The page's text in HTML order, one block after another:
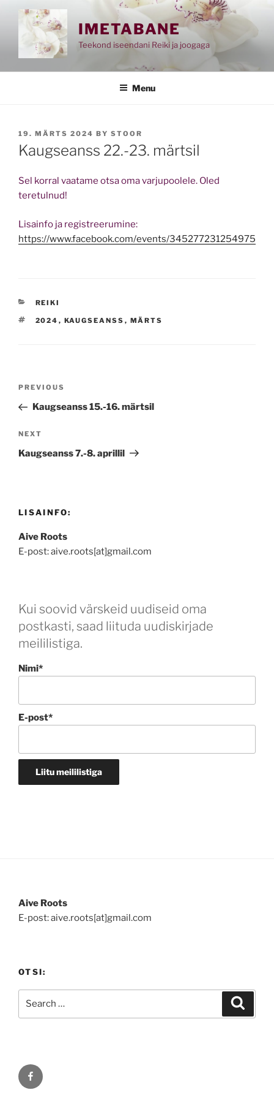
IMETABANE
Teekond iseendani Reiki ja joogaga
Menu
POSTED
ON
19. MÄRTS 2024 BY STOOR
Kaugseanss 22.-23. märtsil
Sel korral vaatame otsa oma varjupoolele. Oled
teretulnud!
Lisainfo ja registreerumine:
https://www.facebook.com/events/345277231254975
CATEGORIES
REIKI
TAGS
2024 , KAUGSEANSS , MÄRTS
Navigeerimine
Previous
Post
PREVIOUS
Kaugseanss 15.-16. märtsil
Next
Post
NEXT
Kaugseanss 7.-8. aprillil
LISAINFO:
Aive Roots
E-post: aive.roots[at]gmail.com
Kui soovid värskeid uudiseid oma
postkasti, saad liituda uudiskirjade
meililistiga.
Nimi*
E-post*
Aive Roots
E-post: aive.roots[at]gmail.com
OTSI:
Facebook